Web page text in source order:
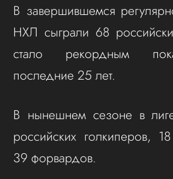
В завершившемся
НХЛ сыграли 68
стало рекордным
последние 25 лет.
В нынешнем сезоне в
российских голкиперов,
39 форвардов.